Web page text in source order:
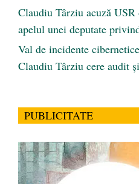
Claudiu Târziu acuză USR
apelul unei deputate
Val de incidente
Claudiu Târziu cere audit
PUBLICITATE